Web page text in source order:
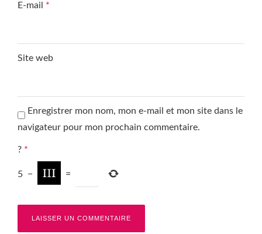
E-mail *
Site web
Enregistrer mon nom, mon e-mail et mon site dans le
navigateur pour mon prochain commentaire.
? *
5 − =